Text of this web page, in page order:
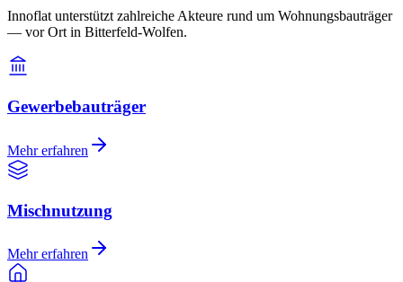
Innoflat unterstützt zahlreiche Akteure rund um Wohnungsbauträger
— vor Ort in Bitterfeld-Wolfen.
Gewerbebauträger
Mehr erfahren
Mischnutzung
Mehr erfahren